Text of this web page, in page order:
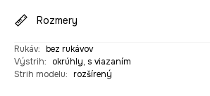
Rozmery
Rukáv: bez rukávov
Výstrih:
okrúhly, s viazaním
Strih modelu: rozšírený